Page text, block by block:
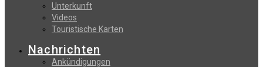
Unterkunft
Videos
Touristische Karten
Nachrichten
Ankündigungen